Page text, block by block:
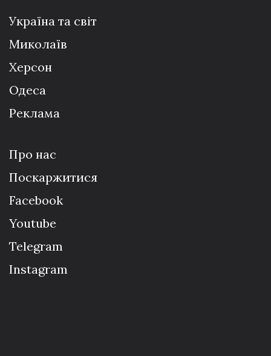
Україна та світ
Миколаїв
Херсон
Одеса
Реклама
Про нас
Поскаржитися
Facebook
Youtube
Telegram
Instagram